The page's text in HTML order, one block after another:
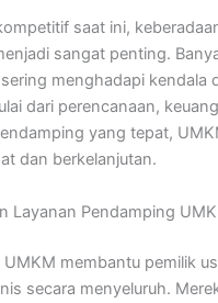
saat ini,
sangat penting.
menghadapi kendala
dari perencanaan,
yang tepat,
dan berkelanjutan.
Layanan Pendamping
membantu pemilik
secara menyeluruh.